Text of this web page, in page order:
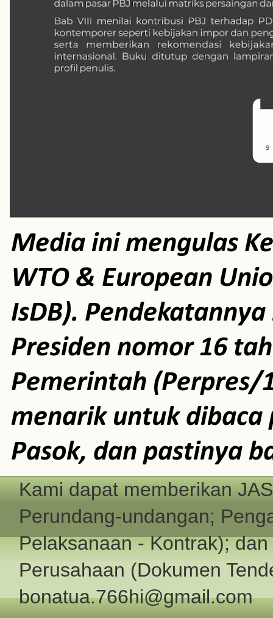
Media ini mengulas
WTO & European
IsDB).
Presiden nomor 16
Pemerintah (Perpres/
menarik untuk dibaca
Pasok, dan pastinya
Kami dapat memberikan
Perundang-undangan;
Pelaksanaan - Kontrak);
Perusahaan (Dokumen
bonatua.766hi@gmail.com